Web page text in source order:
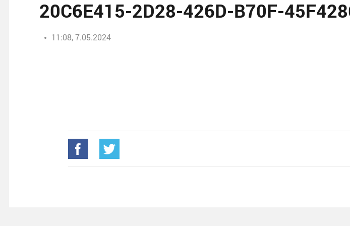
20C6E415-2D28-426D-B70F-
11:08, 7.05.2024